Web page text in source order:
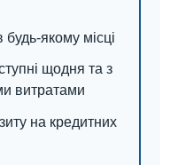
будь-якому місці
щодня та з
витратами
на кредитних